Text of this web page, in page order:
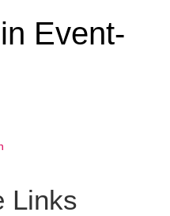
Event-
Links